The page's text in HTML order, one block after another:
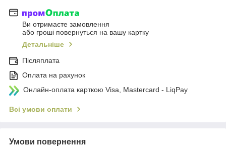
Ви отримаєте замовлення
або гроші повернуться на вашу картку
Детальніше
Післяплата
Оплата на рахунок
Онлайн-оплата карткою Visa, Mastercard - LiqPay
Всі умови оплати
Умови повернення